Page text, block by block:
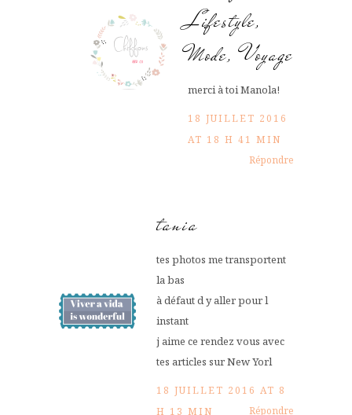
Lifestyle,
Mode, Voyage
merci à toi Manola!
18 JUILLET 2016
AT 18 H 41 MIN
Répondre
tania
tes photos me transportent
la bas
à défaut d y aller pour l
instant
j aime ce rendez vous avec
tes articles sur New Yorl
18 JUILLET 2016 AT 8
H 13 MIN
Répondre